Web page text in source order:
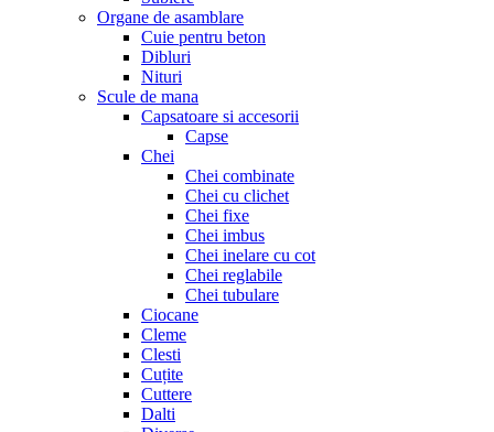
Organe de asamblare
Cuie pentru beton
Dibluri
Nituri
Scule de mana
Capsatoare si accesorii
Capse
Chei
Chei combinate
Chei cu clichet
Chei fixe
Chei imbus
Chei inelare cu cot
Chei reglabile
Chei tubulare
Ciocane
Cleme
Clesti
Cuțite
Cuttere
Dalti